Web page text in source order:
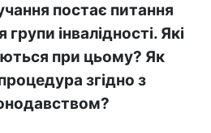
постає питання
інвалідності. Які
при цьому? Як
згідно з